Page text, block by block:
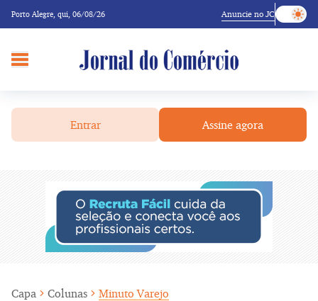
Porto Alegre, qui, 06/08/26 Anuncie no JC
Entrar Assine agora
Capa Colunas Minuto Varejo